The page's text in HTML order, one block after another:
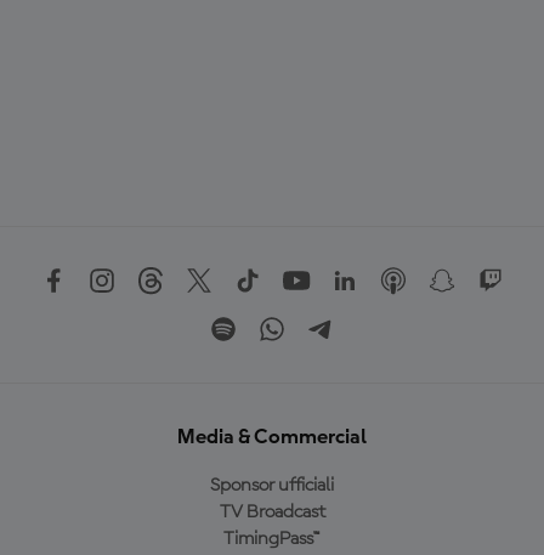
Media & Commercial
Sponsor ufficiali
TV Broadcast
TimingPass™